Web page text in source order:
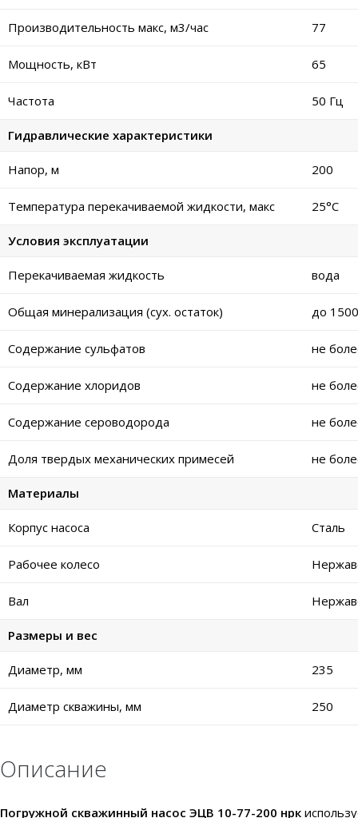
Производительность макс, м3/час 77
Мощность, кВт 65
Частота 50 Гц
Гидравлические характеристики
Напор, м 200
Температура перекачиваемой жидкости, макс 25°С
Условия эксплуатации
Перекачиваемая жидкость вода
Общая минерализация (сух. остаток) до
Содержание сульфатов не
Содержание хлоридов не
Содержание сероводорода не
Доля твердых механических примесей не
Материалы
Корпус насоса Сталь
Рабочее колесо
Вал
Размеры и вес
Диаметр, мм 235
Диаметр скважины, мм 250
Описание
Погружной скважинный насос ЭЦВ 10-77-200 нрк